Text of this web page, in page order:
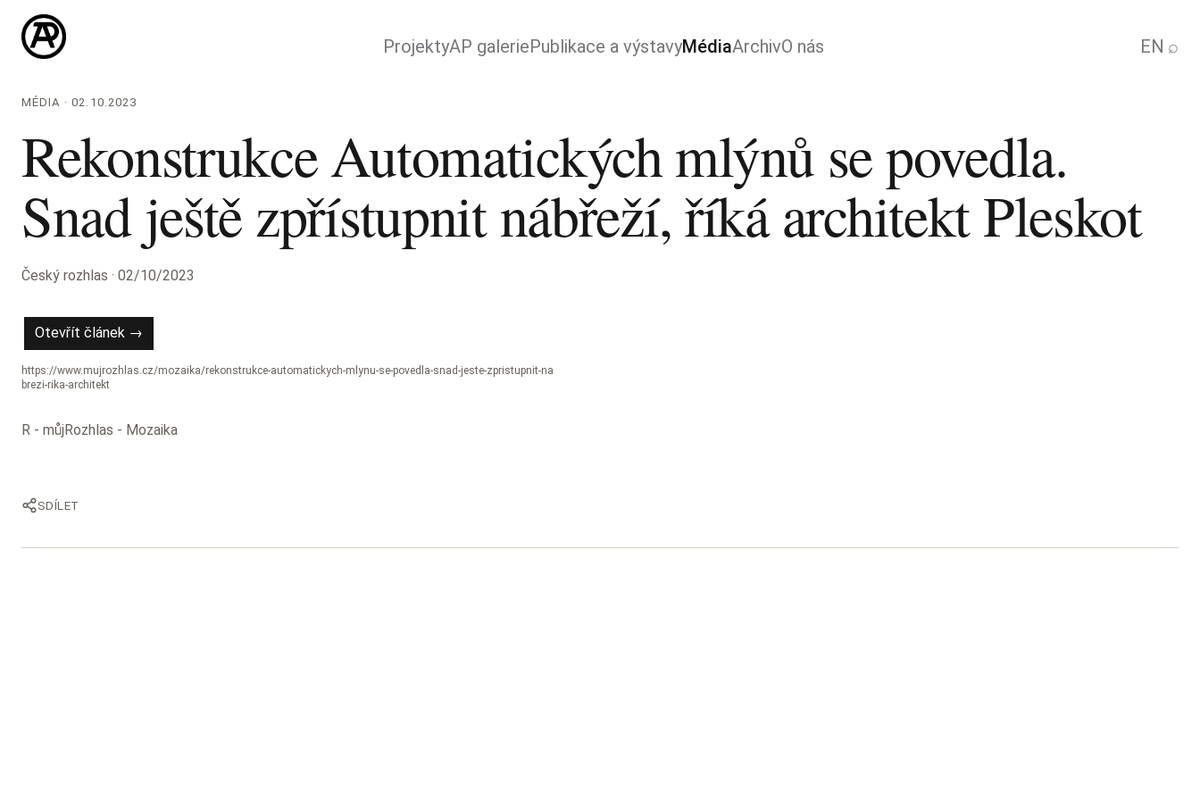
ProjektyAP galeriePublikace a výstavyMédiaArchivO nás EN ⌕
MÉDIA · 02.10.2023
Rekonstrukce Automatických mlýnů se povedla.
Snad ještě zpřístupnit nábřeží, říká architekt Pleskot
Český rozhlas · 02/10/2023
Otevřít článek →
https://www.mujrozhlas.cz/mozaika/rekonstrukce-automatickych-mlynu-se-povedla-snad-jeste-zpristupnit-na
brezi-rika-architekt
R - můjRozhlas - Mozaika
SDÍLET